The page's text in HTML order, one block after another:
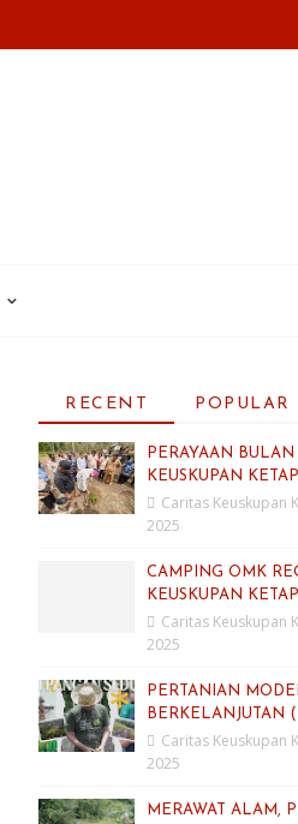
RECENT POPULAR
PERAYAAN
KEUSKUPAN
Caritas Keuskupan
2025
CAMPING OMK
KEUSKUPAN
Caritas Keuskupan
2025
PERTANIAN
BERKELANJUTAN
Caritas Keuskupan
2025
MERAWAT ALAM,